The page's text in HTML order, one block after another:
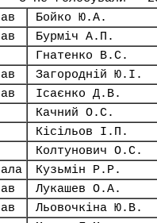
Бойко Ю.А.
Бурміч А.П.
Гнатенко В.С.
Загородній Ю.І.
Ісаєнко Д.В.
Качний О.С.
Кісільов І.П.
Колтунович О.С.
Кузьмін Р.Р.
Лукашев О.А.
Льовочкіна Ю.В.